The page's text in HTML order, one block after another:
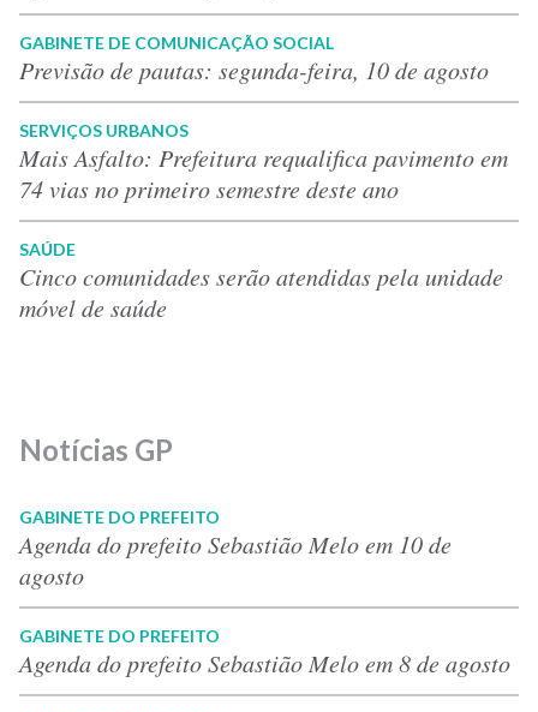
GABINETE DE COMUNICAÇÃO SOCIAL
Previsão de pautas: segunda-feira, 10 de agosto
SERVIÇOS URBANOS
Mais Asfalto: Prefeitura requalifica pavimento em
74 vias no primeiro semestre deste ano
SAÚDE
Cinco comunidades serão atendidas pela unidade
móvel de saúde
Notícias GP
GABINETE DO PREFEITO
Agenda do prefeito Sebastião Melo em 10 de
agosto
GABINETE DO PREFEITO
Agenda do prefeito Sebastião Melo em 8 de agosto